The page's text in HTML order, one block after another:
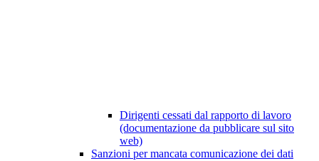
Dirigenti cessati dal rapporto di lavoro
(documentazione da pubblicare sul sito
web)
Sanzioni per mancata comunicazione dei dati